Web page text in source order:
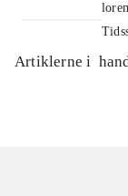
Artiklerne i